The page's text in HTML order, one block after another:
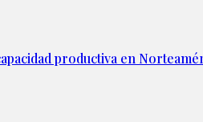
productiva en